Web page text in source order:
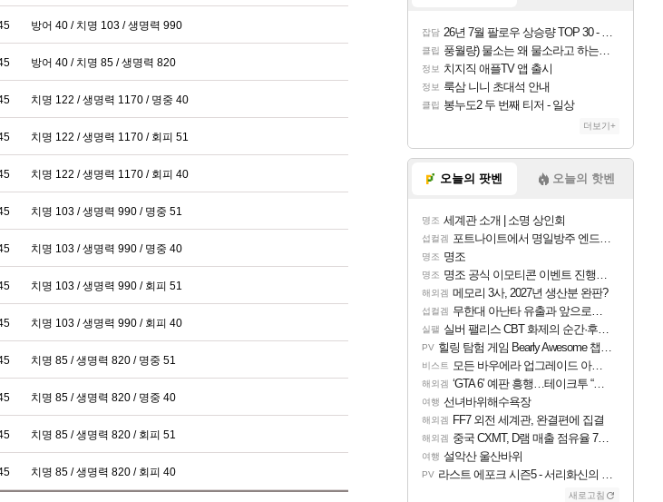
방어 40 / 치명 103 / 생명력 990
방어 40 / 치명 85 / 생명력 820
치명 122 / 생명력 1170 / 명중 40
치명 122 / 생명력 1170 / 회피 51
치명 122 / 생명력 1170 / 회피 40
치명 103 / 생명력 990 / 명중 51
치명 103 / 생명력 990 / 명중 40
치명 103 / 생명력 990 / 회피 51
치명 103 / 생명력 990 / 회피 40
치명 85 / 생명력 820 / 명중 51
치명 85 / 생명력 820 / 명중 40
치명 85 / 생명력 820 / 회피 51
치명 85 / 생명력 820 / 회피 40
잡담 26년 7월 팔로우 상승량 TOP 30 - 월간 치지직
클립 풍월량) 물소는 왜 물소라고 하는거야? 아! 그만 ㅋㅋ
정보 치지직 애플TV 앱 출시
정보 룩삼 니니 초대석 안내
클립 봉누도2 두 번째 티저 - 일상
더보기+
오늘의 팟벤 오늘의 핫벤
명조 세계관 소개 | 소명 상인회
섭컬겜 포트나이트에서 명일방주 엔드필드 [펠리카] 판매 예정
명조 명조
명조 명조 공식 이모티콘 이벤트 진행해봤습니다! 참여부터 추첨까지????
해외겜 메모리 3사, 2027년 생산분 완판?
섭컬겜 무한대 아난타 유출과 앞으로의 예상 (루머)
실팰 실버 팰리스 CBT 화제의 순간·후기 모음
PV 힐링 탐험 게임 Bearly Awesome 챕터 1 트레일러
비스트 모든 바우에라 업그레이드 아이템 획득 위치 공략 (89개)
해외겜 ‘GTA 6’ 예판 흥행…테이크투 “내부 예상 크게 넘어”
여행 선녀바위해수욕장
해외겜 FF7 외전 세계관, 완결편에 집결
해외겜 중국 CXMT, D램 매출 점유율 7%…글로벌 4위로 부상
여행 설악산 울산바위
PV 라스트 에포크 시즌5 - 서리화신의 분노 티저
새로고침